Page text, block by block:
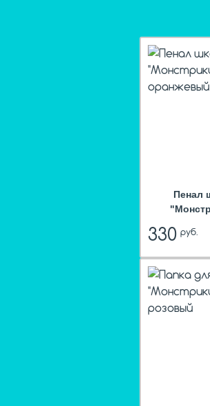
Пенал
330руб.